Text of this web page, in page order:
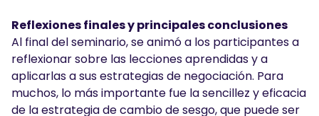
Reflexiones finales y principales conclusiones
Al final del seminario, se animó a los participantes a
reflexionar sobre las lecciones aprendidas y a
aplicarlas a sus estrategias de negociación. Para
muchos, lo más importante fue la sencillez y eficacia
de la estrategia de cambio de sesgo, que puede ser